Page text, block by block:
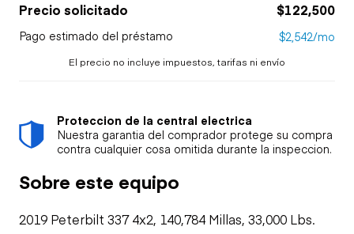
Precio solicitado $122,500
Pago estimado del préstamo $2,542/mo
El precio no incluye impuestos, tarifas ni envío
Proteccion de la central electrica
Nuestra garantia del comprador protege su compra
contra cualquier cosa omitida durante la inspeccion.
Sobre este equipo
2019 Peterbilt 337 4x2, 140,784 Millas, 33,000 Lbs.